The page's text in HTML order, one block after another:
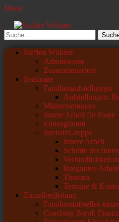
Menü
Steffen Wöhner
Lehrer und Seminarleiter
Suchen
nach:
Primäres
Zum
Steffen Wöhner
Arbeitsweise
Zusammenarbeit
Seminare
Familienaufstellungen
Aufstellungen:
Männerseminare
Innere Arbeit für Paare
Enneagramm
IntensivGruppe
Innere Arbeit
Schritte des
Verbindlichkeit
Integrative
Themen
Termine &
Einzelbegleitung
Familienaufstellen
Coaching Beruf,